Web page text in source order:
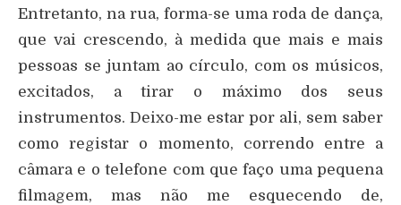
Entretanto, na rua, forma-se uma roda de dança,
que vai crescendo, à medida que mais e mais
pessoas se juntam ao círculo, com os músicos,
excitados, a tirar o máximo dos seus
instrumentos. Deixo-me estar por ali, sem saber
como registar o momento, correndo entre a
câmara e o telefone com que faço uma pequena
filmagem, mas não me esquecendo de,